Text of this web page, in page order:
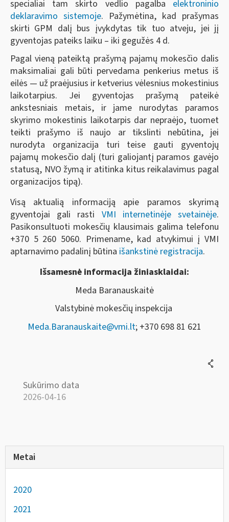
specialiai tam skirto vedlio pagalba elektroninio
deklaravimo sistemoje. Pažymėtina, kad prašymas
skirti GPM dalį bus įvykdytas tik tuo atveju, jei jį
gyventojas pateiks laiku – iki gegužės 4 d.
Pagal vieną pateiktą prašymą pajamų mokesčio dalis
maksimaliai gali būti pervedama penkerius metus iš
eilės — už praėjusius ir ketverius vėlesnius mokestinius
laikotarpius. Jei gyventojas prašymą pateikė
ankstesniais metais, ir jame nurodytas paramos
skyrimo mokestinis laikotarpis dar nepraėjo, tuomet
teikti prašymo iš naujo ar tikslinti nebūtina, jei
nurodyta organizacija turi teise gauti gyventojų
pajamų mokesčio dalį (turi galiojantį paramos gavėjo
statusą, NVO žymą ir atitinka kitus reikalavimus pagal
organizacijos tipą).
Visą aktualią informaciją apie paramos skyrimą
gyventojai gali rasti VMI internetinėje svetainėje.
Pasikonsultuoti mokesčių klausimais galima telefonu
+370 5 260 5060. Primename, kad atvykimui į VMI
aptarnavimo padalinį būtina išankstinė registracija.
Išsamesnė informacija žiniasklaidai:
Meda Baranauskaitė
Valstybinė mokesčių inspekcija
Meda.Baranauskaite@vmi.lt; +370 698 81 621
Sukūrimo data
2026-04-16
Metai
2020
2021